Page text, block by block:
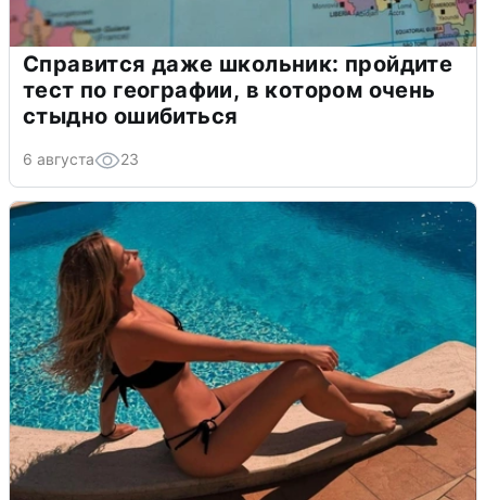
Справится даже школьник: пройдите
тест по географии, в котором очень
стыдно ошибиться
6 августа 23